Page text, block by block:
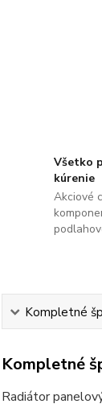
Všetko
kúrenie
Akciové
Kompletné
Kompletné
Radiátor